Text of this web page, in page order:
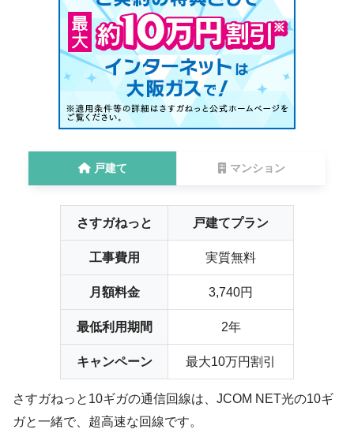
戸建て マンション
さすガねっと 戸建てプラン
工事費用 実質無料
月額料金 3,740円
最低利用期間 2年
キャンペーン 最大10万円割引
さすガねっと10ギガの通信回線は、JCOM NET光の10ギ
ガと一緒で、超高速な回線です。